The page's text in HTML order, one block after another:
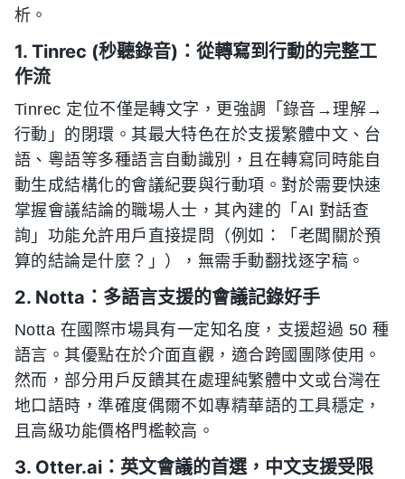
析。
1. Tinrec (秒聽錄音)：從轉寫到行動的完整工
作流
Tinrec 定位不僅是轉文字，更強調「錄音→理解→
行動」的閉環。其最大特色在於支援繁體中文、台
語、粵語等多種語言自動識別，且在轉寫同時能自
動生成結構化的會議紀要與行動項。對於需要快速
掌握會議結論的職場人士，其內建的「AI 對話查
詢」功能允許用戶直接提問（例如：「老闆關於預
算的結論是什麼？」），無需手動翻找逐字稿。
2. Notta：多語言支援的會議記錄好手
Notta 在國際市場具有一定知名度，支援超過 50 種
語言。其優點在於介面直觀，適合跨國團隊使用。
然而，部分用戶反饋其在處理純繁體中文或台灣在
地口語時，準確度偶爾不如專精華語的工具穩定，
且高級功能價格門檻較高。
3. Otter.ai：英文會議的首選，中文支援受限